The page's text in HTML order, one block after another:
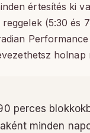
értesítés ki
(5:30 és
holnap
perces
minden